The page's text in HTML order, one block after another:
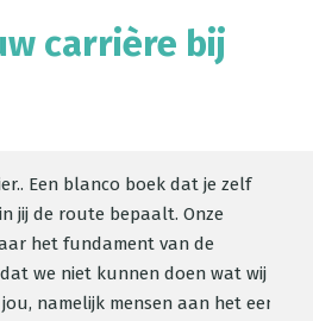
carrière bij
Een blanco boek dat je zelf
jij de route bepaalt. Onze
het fundament van de
we niet kunnen doen wat wij
namelijk mensen aan het een